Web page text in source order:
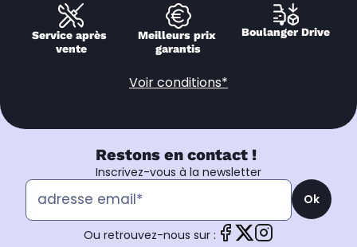
Service après
vente
Meilleurs prix
garantis
Boulanger Drive
Voir conditions*
Restons en contact !
Inscrivez-vous à la newsletter
Ok
Ou retrouvez-nous sur :